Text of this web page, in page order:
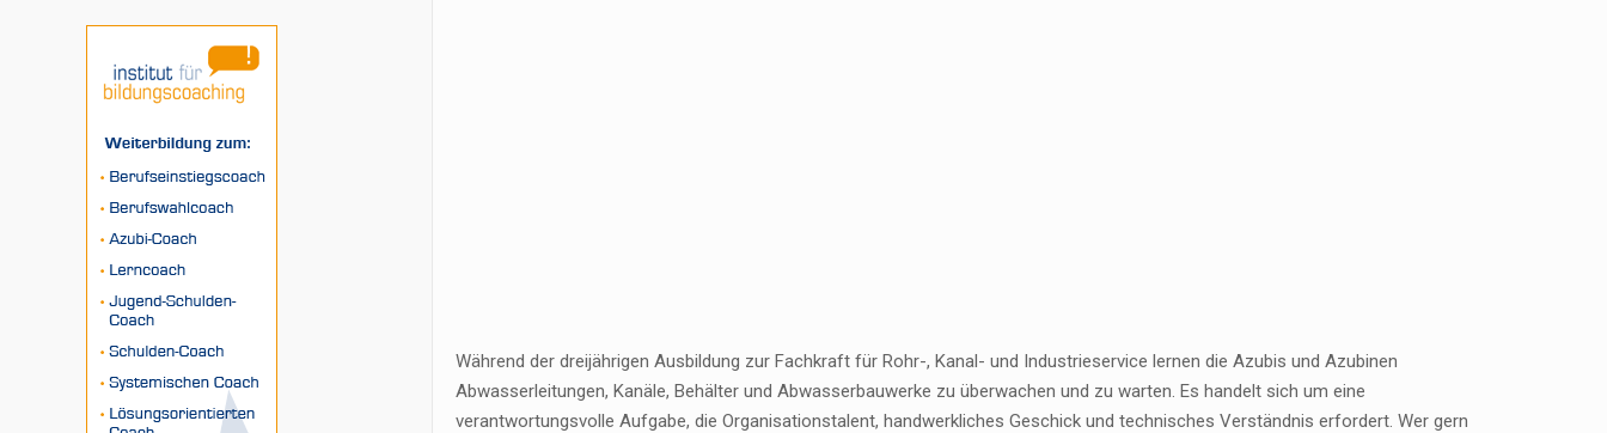
Während der dreijährigen Ausbildung zur Fachkraft für Rohr-, Kanal- und Industrieservice lernen die Azubis und Azubinen
Abwasserleitungen, Kanäle, Behälter und Abwasserbauwerke zu überwachen und zu warten. Es handelt sich um eine
verantwortungsvolle Aufgabe, die Organisationstalent, handwerkliches Geschick und technisches Verständnis erfordert. Wer gern